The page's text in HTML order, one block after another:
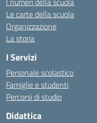
Le carte della scuola
Organizzazione
La storia
I Servizi
Personale scolastico
Famiglie e studenti
Percorsi di studio
Didattica